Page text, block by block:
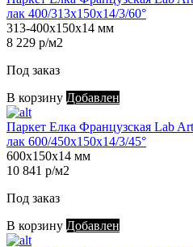
лак 400/313х150х14/3/60°
313-400х150х14 мм
8 229 р/м2
Под заказ
В корзину Добавлен
Паркет Елка Французская Lab
лак 600/450х150х14/3/45°
600х150х14 мм
10 841 р/м2
Под заказ
В корзину Добавлен